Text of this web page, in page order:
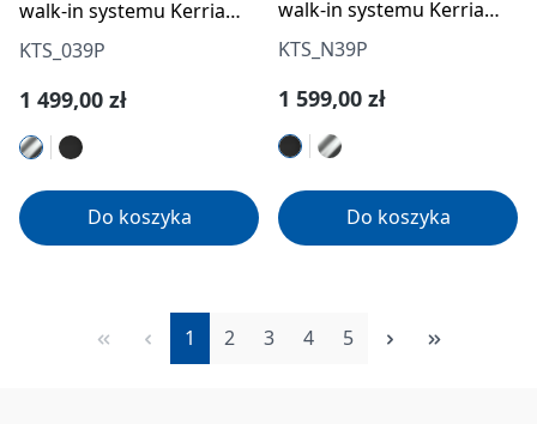
walk-in systemu Kerria
Plus 90 cm
KTS_039P
Cena regularna:
1 499,00 zł
Do koszyka
walk-in systemu Kerria
Plus 90 cm
KTS_N39P
Cena regularna:
1 599,00 zł
Do koszyka
Strona
1 Strona
2 Strona
3 Strona
4 Strona
5